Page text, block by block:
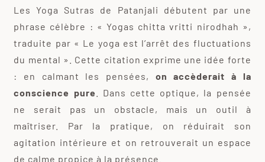
Les Yoga Sutras de Patanjali débutent par une
phrase célèbre : « Yogas chitta vritti nirodhah »,
traduite par « Le yoga est l’arrêt des fluctuations
du mental ». Cette citation exprime une idée forte
: en calmant les pensées, on accèderait à la
conscience pure . Dans cette optique, la pensée
ne serait pas un obstacle, mais un outil à
maîtriser. Par la pratique, on réduirait son
agitation intérieure et on retrouverait un espace
de calme propice à la présence.